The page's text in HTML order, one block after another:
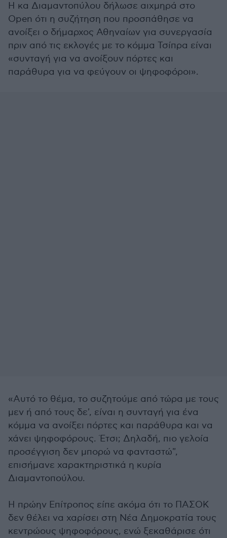
Η κα Διαμαντοπύλου δήλωσε αιχμηρά στο
Open ότι η συζήτηση που προσπάθησε να
ανοίξει ο δήμαρχος Αθηναίων για συνεργασία
πριν από τις εκλογές με το κόμμα Τσίπρα είναι
«συνταγή για να ανοίξουν πόρτες και
παράθυρα για να φεύγουν οι ψηφοφόροι».
«Αυτό το θέμα, το συζητούμε από τώρα με τους
μεν ή από τους δε', είναι η συνταγή για ένα
κόμμα να ανοίξει πόρτες και παράθυρα και να
χάνει ψηφοφόρους. Έτσι; Δηλαδή, πιο γελοία
προσέγγιση δεν μπορώ να φανταστώ",
επισήμανε χαρακτηριστικά η κυρία
Διαμαντοπούλου.
Η πρώην Επίτροπος είπε ακόμα ότι το ΠΑΣΟΚ
δεν θέλει να χαρίσει στη Νέα Δημοκρατία τους
κεντρώους ψηφοφόρους, ενώ ξεκαθάρισε ότι